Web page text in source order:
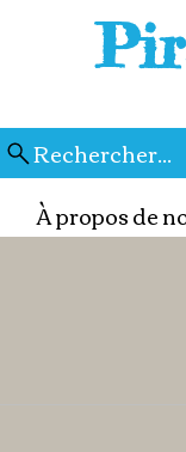
Rechercher...
À propos de